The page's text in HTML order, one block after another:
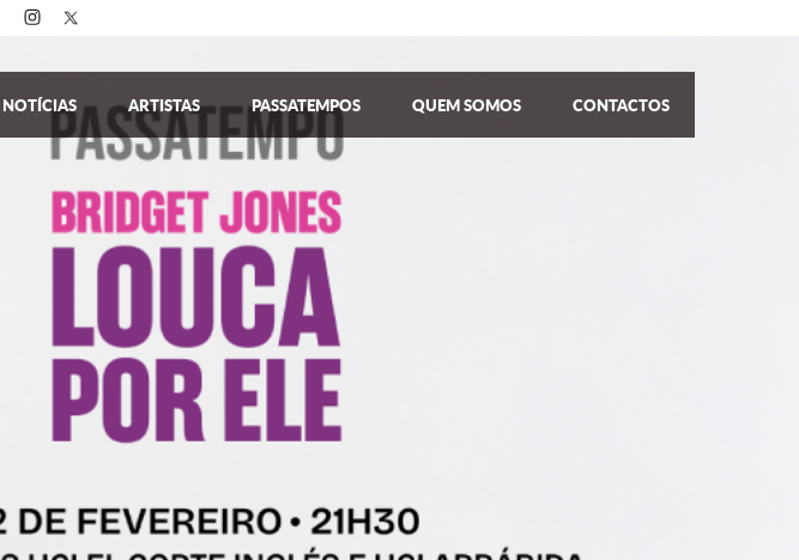
NOTÍCIAS ARTISTAS PASSATEMPOS QUEM SOMOS CONTACTOS